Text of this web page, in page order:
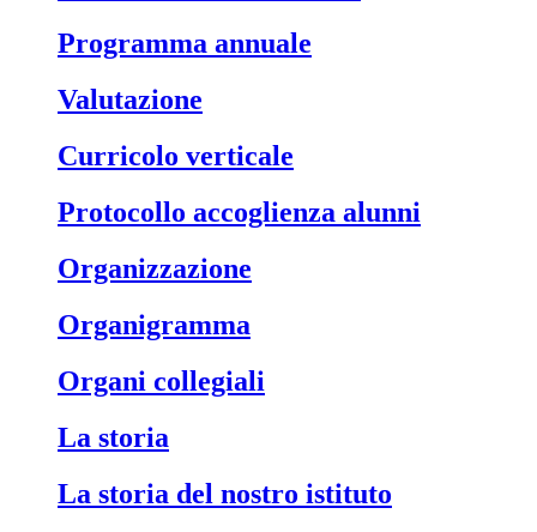
Programma annuale
Valutazione
Curricolo verticale
Protocollo accoglienza alunni
Organizzazione
Organigramma
Organi collegiali
La storia
La storia del nostro istituto